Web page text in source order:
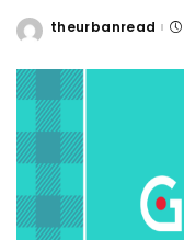
Posted
theurbanread